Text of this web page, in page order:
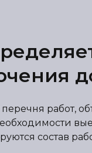
перечня работ,
состав